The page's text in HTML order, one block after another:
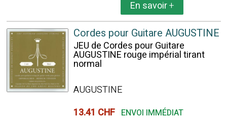
En savoir+
Cordes pour Guitare AUGUSTINE
JEU de Cordes pour Guitare
AUGUSTINE rouge impérial tirant
normal
AUGUSTINE
13.41 CHF ENVOI IMMÉDIAT